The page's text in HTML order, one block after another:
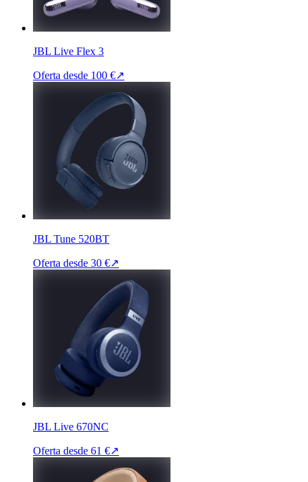
JBL Live Flex 3
Oferta desde 100 €↗
JBL Tune 520BT
Oferta desde 30 €↗
JBL Live 670NC
Oferta desde 61 €↗